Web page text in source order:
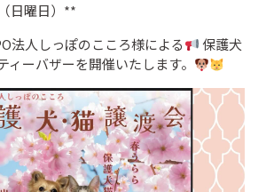
日曜日）**
法人しっぽのこころ様による
保護犬
ィーバザーを開催いたします。